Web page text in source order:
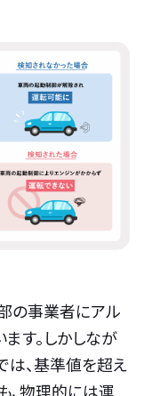
の事業者にアル
す。しかしなが
は、基準値を超え
、物理的には運